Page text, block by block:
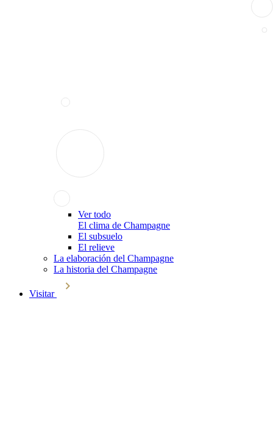
Ver todo
El clima de Champagne
El subsuelo
El relieve
La elaboración del Champagne
La historia del Champagne
Visitar